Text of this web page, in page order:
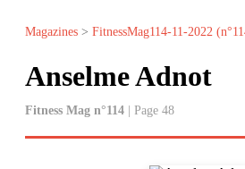
Magazines > FitnessMag114-11-2022
Anselme Adnot
Fitness Mag n°114 | Page 48